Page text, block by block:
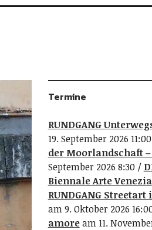
Termine
RUNDGANG
19. September 2026 11:00
der Moorlandschaft –
September 2026 8:30
Biennale Arte Venezia
RUNDGANG
am 9. Oktober 2026
amoream 11.